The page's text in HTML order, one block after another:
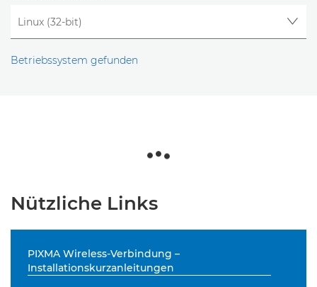
Betriebssystem gefunden
Nützliche Links
PIXMA Wireless-Verbindung –
Installationskurzanleitungen